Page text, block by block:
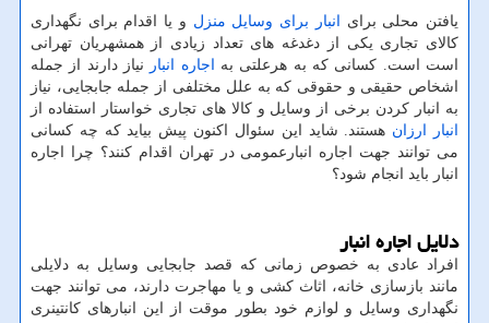
یافتن محلی برای انبار برای وسایل منزل و یا اقدام برای نگهداری
کالای تجاری یکی از دغدغه های تعداد زیادی از همشهریان تهرانی
است است. کسانی که به هرعلتی به اجاره انبار
نیاز دارند از جمله
اشخاص حقیقی و حقوقی که به علل مختلفی از جمله جابجایی، نیاز
به انبار کردن برخی از وسایل و کالا های تجاری خواستار استفاده از
انبار ارزان هستند. شاید این سئوال اکنون پیش بیاید که چه کسانی
می توانند جهت اجاره انبارعمومی در تهران اقدام کنند؟ چرا اجاره
انبار باید انجام شود؟
دلایل اجاره انبار
افراد عادی به خصوص زمانی که قصد جابجایی وسایل به دلایلی
مانند بازسازی خانه، اثاث کشی و یا مهاجرت دارند، می توانند جهت
نگهداری وسایل و لوازم خود بطور موقت از این انبارهای کانتینری